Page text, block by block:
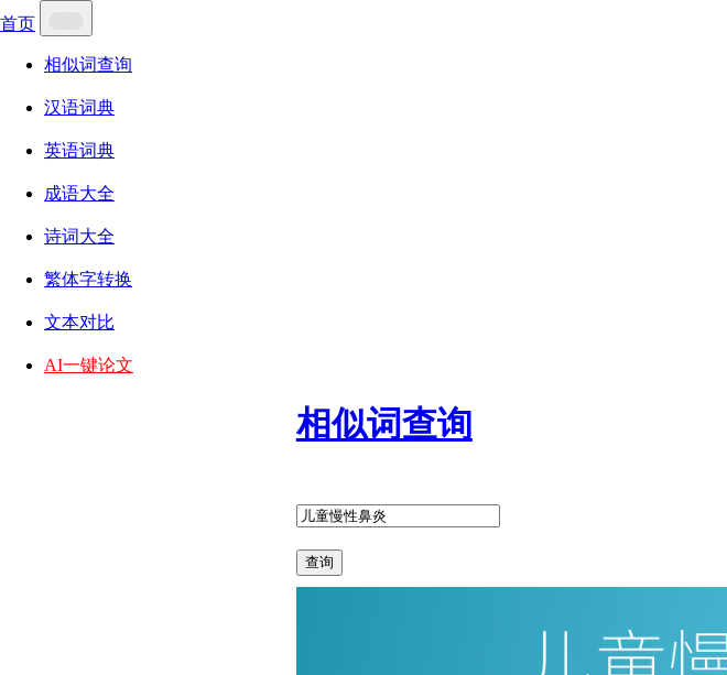
首页
相似词查询
汉语词典
英语词典
成语大全
诗词大全
繁体字转换
文本对比
AI一键论文
相似词查询
查询